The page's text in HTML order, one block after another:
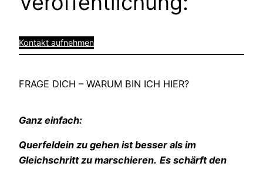
Kontakt aufnehmen
FRAGE DICH – WARUM BIN ICH HIER?
Ganz einfach:
Querfeldein zu gehen ist besser als im
Gleichschritt zu marschieren. Es schärft den